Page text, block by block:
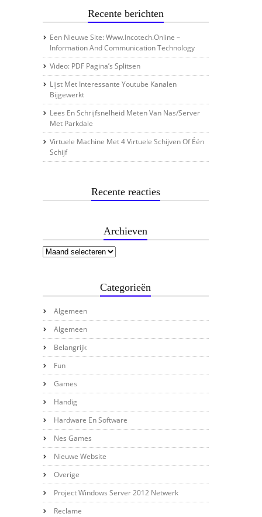
Recente berichten
Een Nieuwe Site: Www.incotech.online –
Information And Communication Technology
Video: PDF Pagina’s Splitsen
Lijst Met Interessante Youtube Kanalen
Bijgewerkt
Lees En Schrijfsnelheid Meten Van Nas/server
Met Parkdale
Virtuele Machine Met 4 Virtuele Schijven Of Één
Schijf
Recente reacties
Archieven
Categorieën
Algemeen
Algemeen
Belangrijk
Fun
Games
Handig
Hardware En Software
Nes Games
Nieuwe Website
Overige
Project Windows Server 2012 Netwerk
Reclame